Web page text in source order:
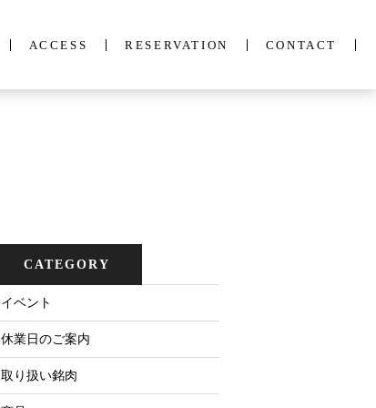
ACCESS RESERVATION CONTACT
CATEGORY
イベント
休業日のご案内
取り扱い銘肉